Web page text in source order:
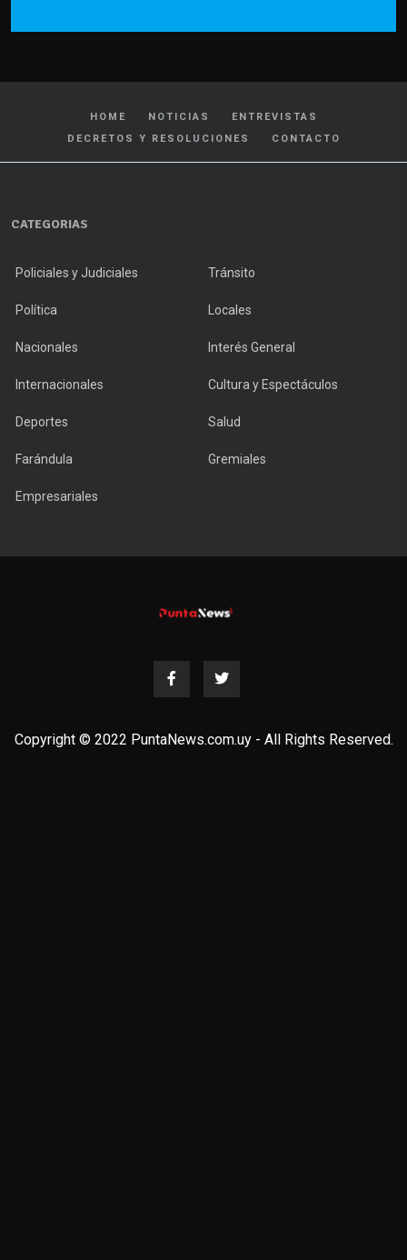
HOME NOTICIAS
ENTREVISTAS
DECRETOS Y RESOLUCIONES
CONTACTO
CATEGORIAS
Policiales y Judiciales Tránsito
Política Locales
Nacionales Interés General
Internacionales Cultura y Espectáculos
Deportes Salud
Farándula Gremiales
Empresariales
Copyright © 2022 PuntaNews.com.uy - All Rights Reserved.